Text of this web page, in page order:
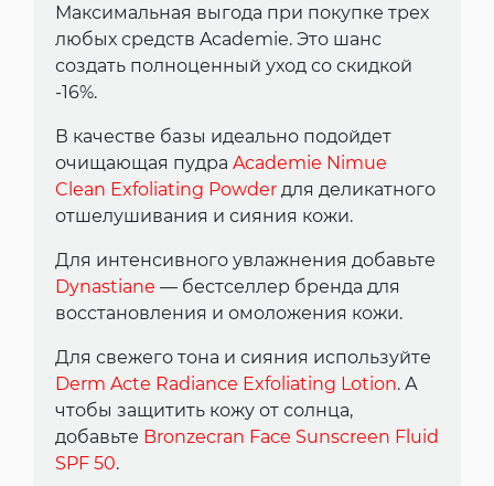
Максимальная выгода при покупке трех
любых средств Academie. Это шанс
создать полноценный уход со скидкой
-16%.
В качестве базы идеально подойдет
очищающая пудра Academie Nimue
Clean Exfoliating Powder для деликатного
отшелушивания и сияния кожи.
Для интенсивного увлажнения добавьте
Dynastiane — бестселлер бренда для
восстановления и омоложения кожи.
Для свежего тона и сияния используйте
Derm Acte Radiance Exfoliating Lotion. А
чтобы защитить кожу от солнца,
добавьте Bronzecran Face Sunscreen Fluid
SPF 50.